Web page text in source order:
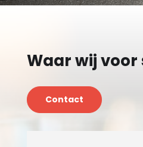
Waar wij voor
Contact